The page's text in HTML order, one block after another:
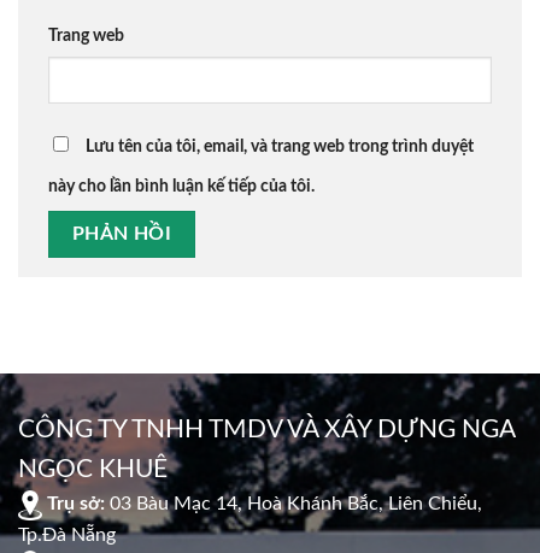
Trang web
Lưu tên của tôi, email, và trang web trong trình duyệt
này cho lần bình luận kế tiếp của tôi.
CÔNG TY TNHH TMDV VÀ XÂY DỰNG NGA
NGỌC KHUÊ
Trụ sở: 03 Bàu Mạc 14, Hoà Khánh Bắc, Liên Chiểu,
Tp.Đà Nẵng